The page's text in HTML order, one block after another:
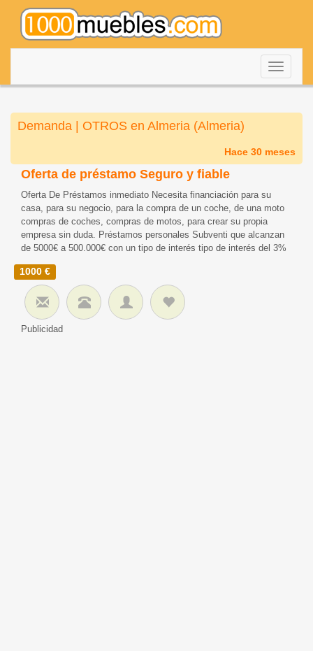
Demanda | OTROS en Almeria (Almeria)
Hace 30 meses
Oferta de préstamo Seguro y fiable
Oferta De Préstamos inmediato Necesita financiación para su
casa, para su negocio, para la compra de un coche, de una moto
compras de coches, compras de motos, para crear su propia
empresa sin duda. Préstamos personales Subventi que alcanzan
de 5000€ a 500.000€ con un tipo de interés tipo de interés del 3%
1000 €
Publicidad